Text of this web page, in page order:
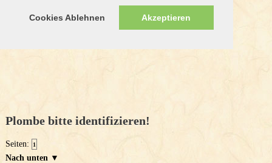
Cookies Ablehnen Akzeptieren
Plombe bitte identifizieren!
Seiten: 1
Nach unten ▼